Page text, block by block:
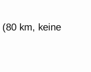
(80 km, keine